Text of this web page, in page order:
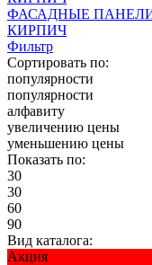
ФАСАДНЫЕ
КИРПИЧ
Фильтр
Сортировать по:
популярности
популярности
алфавиту
увеличению цены
уменьшению цены
Показать по:
30
30
60
90
Вид каталога:
Акция